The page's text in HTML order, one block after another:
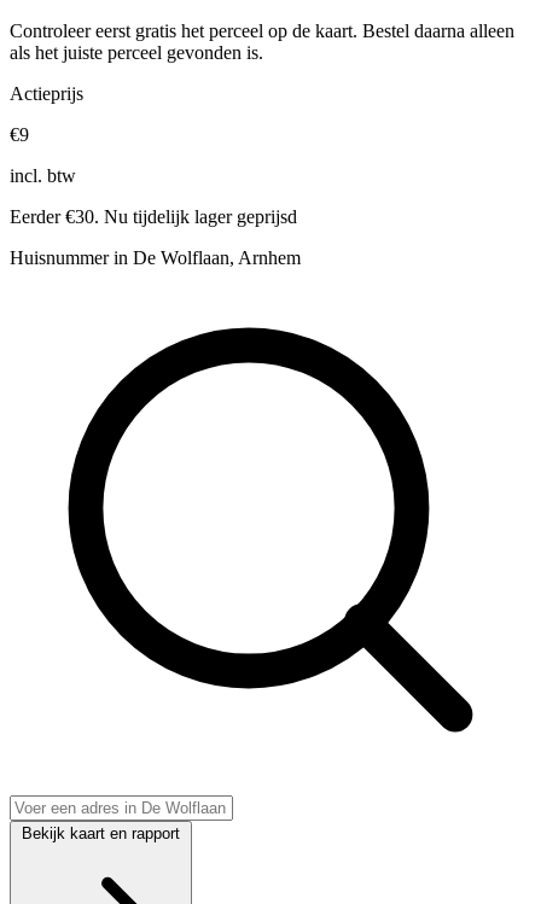
Controleer eerst gratis het perceel op de kaart. Bestel daarna alleen
als het juiste perceel gevonden is.
Actieprijs
€9
incl. btw
Eerder €30. Nu tijdelijk lager geprijsd
Huisnummer in De Wolflaan, Arnhem
Bekijk kaart en rapport